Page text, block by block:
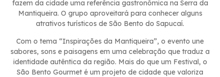
fazem da cidade uma referência gastronômica na Serra da
Mantiqueira. O grupo aproveitará para conhecer alguns
atrativos turísticos de São Bento do Sapucaí.
Com o tema “Inspirações da Mantiqueira”, o evento une
sabores, sons e paisagens em uma celebração que traduz a
identidade autêntica da região. Mais do que um Festival, o
São Bento Gourmet é um projeto de cidade que valoriza